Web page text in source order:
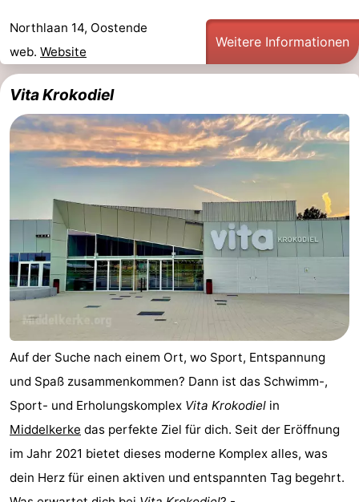
Brügge
-
Gent
-
Ypern
Die
Küste
-
Zwin
Knokke-
Heist
Zeebrugge
Blankenberge
-
Wenduine
De
Haan
-
Bredene
-
Middelkerke
-
Westende
-
Nieuwpoort
-
Northlaan 14, Oostende
web. Website
Weitere Informationen
Vita Krokodiel
Auf der Suche nach einem Ort, wo Sport, Entspannung
und Spaß zusammenkommen? Dann ist das Schwimm-,
Sport- und Erholungskomplex Vita Krokodiel in
Middelkerke das perfekte Ziel für dich. Seit der Eröffnung
im Jahr 2021 bietet dieses moderne Komplex alles, was
dein Herz für einen aktiven und entspannten Tag begehrt.